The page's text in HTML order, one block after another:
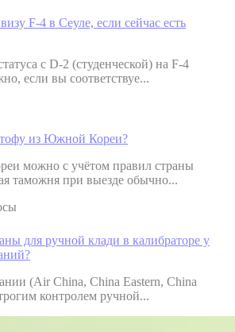
F-4 в Сеуле, если сейчас есть
с D-2 (студенческой) на F-4
если вы соответствуе...
из Южной Кореи?
можно с учётом правил страны
таможня при выезде обычно...
для ручной клади в калибраторе у
(Air China, China Eastern, China
контролем ручной...